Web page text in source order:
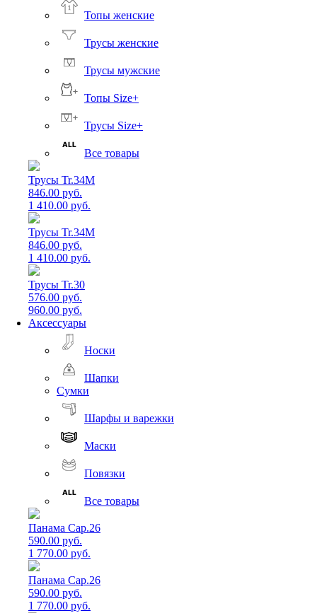
Топы женские
Трусы женские
Трусы мужские
Топы Size+
Трусы Size+
Все товары
Трусы Tr.34M
846.00 руб.
1 410.00 руб.
Трусы Tr.34M
846.00 руб.
1 410.00 руб.
Трусы Tr.30
576.00 руб.
960.00 руб.
Аксессуары
Носки
Шапки
Сумки
Шарфы и варежки
Маски
Повязки
Все товары
Панама Cap.26
590.00 руб.
1 770.00 руб.
Панама Cap.26
590.00 руб.
1 770.00 руб.